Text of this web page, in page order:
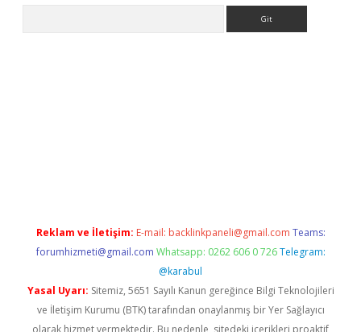
Reklam ve İletişim: E-mail: backlinkpaneli@gmail.com Teams:
forumhizmeti@gmail.com Whatsapp: 0262 606 0 726 Telegram:
@karabul
Yasal Uyarı: Sitemiz, 5651 Sayılı Kanun gereğince Bilgi Teknolojileri
ve İletişim Kurumu (BTK) tarafından onaylanmış bir Yer Sağlayıcı
olarak hizmet vermektedir. Bu nedenle, sitedeki içerikleri proaktif